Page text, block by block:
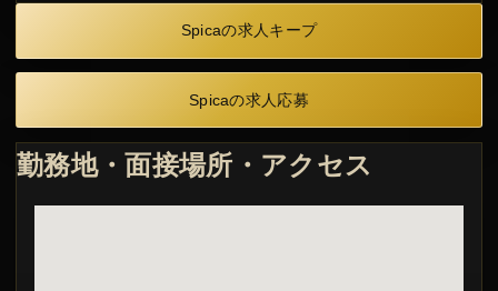
Spicaの求人キープ
Spicaの求人応募
勤務地・面接場所・アクセス